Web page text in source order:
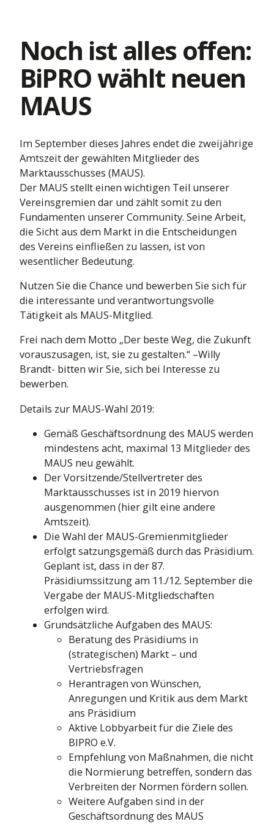
Leben
Kranken
Noch ist alles offen:
BiPRO wählt neuen
MAUS
Im September dieses Jahres endet die zweijährige
Amtszeit der gewählten Mitglieder des
Marktausschusses (MAUS).
Der MAUS stellt einen wichtigen Teil unserer
Vereinsgremien dar und zählt somit zu den
Fundamenten unserer Community. Seine Arbeit,
die Sicht aus dem Markt in die Entscheidungen
des Vereins einfließen zu lassen, ist von
wesentlicher Bedeutung.
Nutzen Sie die Chance und bewerben Sie sich für
die interessante und verantwortungsvolle
Tätigkeit als MAUS-Mitglied.
Frei nach dem Motto „Der beste Weg, die Zukunft
vorauszusagen, ist, sie zu gestalten.“ –Willy
Brandt- bitten wir Sie, sich bei Interesse zu
bewerben.
Details zur MAUS-Wahl 2019:
Gemäß Geschäftsordnung des MAUS werden
mindestens acht, maximal 13 Mitglieder des
MAUS neu gewählt.
Der Vorsitzende/Stellvertreter des
Marktausschusses ist in 2019 hiervon
ausgenommen (hier gilt eine andere
Amtszeit).
Die Wahl der MAUS-Gremienmitglieder
erfolgt satzungsgemäß durch das Präsidium.
Geplant ist, dass in der 87.
Präsidiumssitzung am 11./12. September die
Vergabe der MAUS-Mitgliedschaften
erfolgen wird.
Grundsätzliche Aufgaben des MAUS:
Beratung des Präsidiums in
(strategischen) Markt – und
Vertriebsfragen
Herantragen von Wünschen,
Anregungen und Kritik aus dem Markt
ans Präsidium
Aktive Lobbyarbeit für die Ziele des
BIPRO e.V.
Empfehlung von Maßnahmen, die nicht
die Normierung betreffen, sondern das
Verbreiten der Normen fördern sollen.
Weitere Aufgaben sind in der
Geschäftsordnung des MAUS